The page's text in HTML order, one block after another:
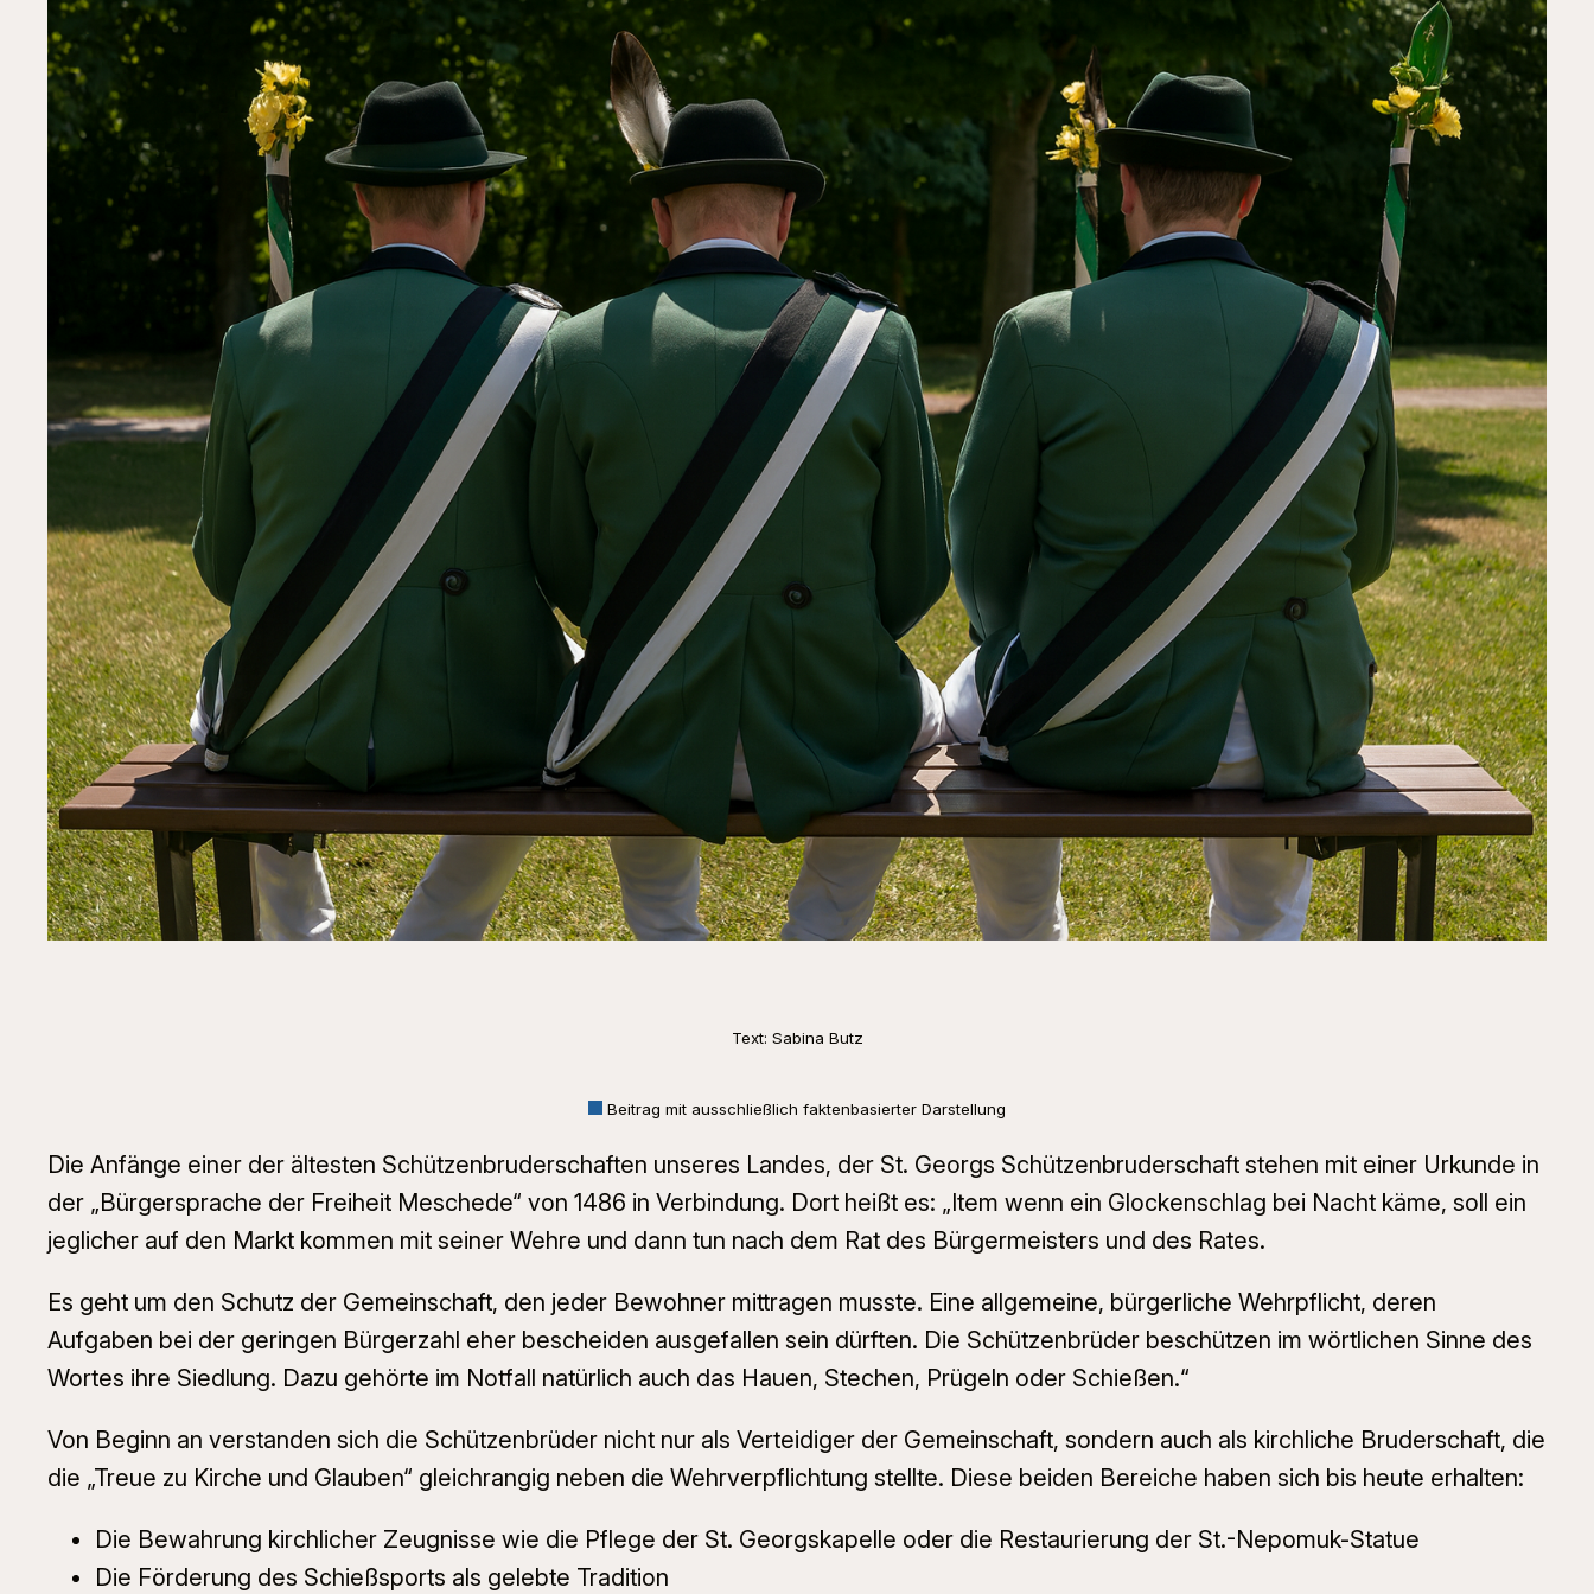
Text: Sabina Butz
Beitrag mit ausschließlich faktenbasierter Darstellung
Die Anfänge einer der ältesten Schützenbruderschaften unseres Landes, der St. Georgs Schützenbruderschaft stehen mit einer Urkunde in
der „Bürgersprache der Freiheit Meschede“ von 1486 in Verbindung. Dort heißt es: „Item wenn ein Glockenschlag bei Nacht käme, soll ein
jeglicher auf den Markt kommen mit seiner Wehre und dann tun nach dem Rat des Bürgermeisters und des Rates.
Es geht um den Schutz der Gemeinschaft, den jeder Bewohner mittragen musste. Eine allgemeine, bürgerliche Wehrpflicht, deren
Aufgaben bei der geringen Bürgerzahl eher bescheiden ausgefallen sein dürften. Die Schützenbrüder beschützen im wörtlichen Sinne des
Wortes ihre Siedlung. Dazu gehörte im Notfall natürlich auch das Hauen, Stechen, Prügeln oder Schießen.“
Von Beginn an verstanden sich die Schützenbrüder nicht nur als Verteidiger der Gemeinschaft, sondern auch als kirchliche Bruderschaft, die
die „Treue zu Kirche und Glauben“ gleichrangig neben die Wehrverpflichtung stellte. Diese beiden Bereiche haben sich bis heute erhalten:
Die Bewahrung kirchlicher Zeugnisse wie die Pflege der St. Georgskapelle oder die Restaurierung der St.-Nepomuk-Statue
Die Förderung des Schießsports als gelebte Tradition